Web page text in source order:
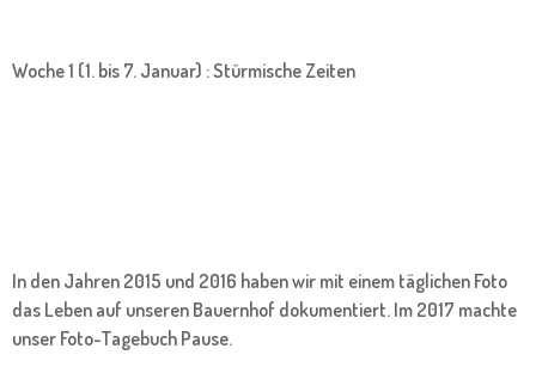
Woche 1 (1. bis 7. Januar) : Stürmische Zeiten
In den Jahren 2015 und 2016 haben wir mit einem täglichen Foto
das Leben auf unseren Bauernhof dokumentiert. Im 2017 machte
unser Foto-Tagebuch Pause.